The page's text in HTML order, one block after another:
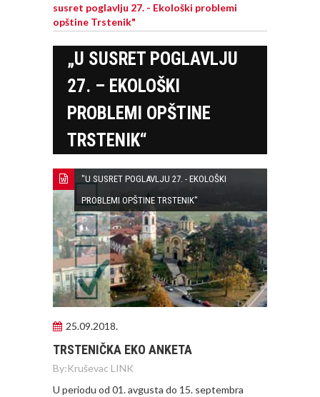
susret poglavlju 27. - Ekološki problemi
opštine Trstenik"
„U SUSRET POGLAVLJU
27. – EKOLOŠKI
PROBLEMI OPŠTINE
TRSTENIK“
"U SUSRET POGLAVLJU 27. - EKOLOŠKI
PROBLEMI OPŠTINE TRSTENIK"
25.09.2018.
TRSTENIČKA EKO ANKETA
By:Kruševac LINK
U periodu od 01. avgusta do 15. septembra